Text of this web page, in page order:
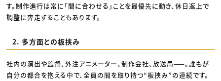
す。制作進行は常に「間に合わせる」ことを最優先に動き、休日返上で
調整に奔走することもあります。
2. 多方面との板挟み
社内の演出や監督、外注アニメーター、制作会社、放送局——。誰もが
自分の都合を抱える中で、全員の間を取り持つ“板挟み”の連続です。